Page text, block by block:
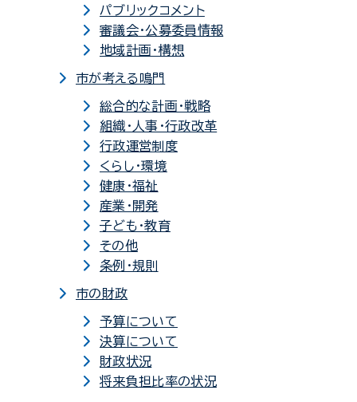
パブリックコメント
審議会・公募委員情報
地域計画・構想
市が考える鳴門
総合的な計画・戦略
組織・人事・行政改革
行政運営制度
くらし・環境
健康・福祉
産業・開発
子ども・教育
その他
条例・規則
市の財政
予算について
決算について
財政状況
将来負担比率の状況